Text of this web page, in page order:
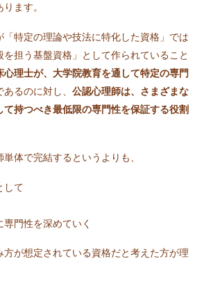
ます。
「特定の理論や技法に特化した資格」では
担う基盤資格」として作られていること
心理士が、大学院教育を通して特定の専門
あるのに対し、 公認心理師は、さまざまな
持つべき最低限の専門性を保証する役割
体で完結するというよりも、
して
専門性を深めていく
方が想定されている資格だと考えた方が理